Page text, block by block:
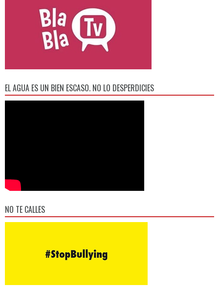
EL AGUA ES UN BIEN ESCASO. NO LO DESPERDICIES
NO TE CALLES